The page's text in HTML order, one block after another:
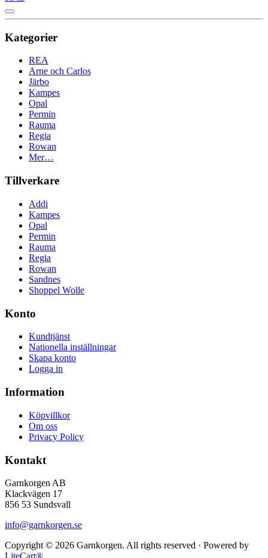
Kategorier
REA
Arne och Carlos
Järbo
Kampes
Opal
Permin
Rauma
Regia
Rowan
Mer…
Tillverkare
Addi
Kampes
Opal
Permin
Rauma
Regia
Rowan
Sandnes
Shoppel Wolle
Konto
Kundtjänst
Nationella inställningar
Skapa konto
Logga in
Information
Köpvillkor
Om oss
Privacy Policy
Kontakt
Garnkorgen AB
Klackvägen 17
856 53 Sundsvall
info@garnkorgen.se
Copyright © 2026 Garnkorgen. All rights reserved · Powered by